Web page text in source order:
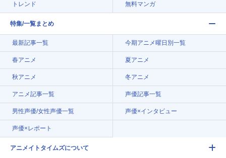
トレンド 無料マンガ
特集/一覧まとめ
最新記事一覧 今期アニメ曜日別一覧
春アニメ 夏アニメ
秋アニメ 冬アニメ
アニメ記事一覧 声優記事一覧
男性声優/女性声優一覧 声優×インタビュー
声優×レポート
アニメイトタイムズについて